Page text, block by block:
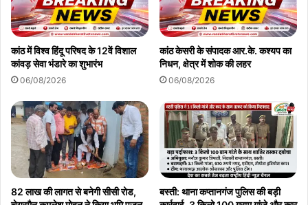
कांठ में विश्व हिंदू परिषद के 12वें विशाल
कांवड़ सेवा भंडारे का शुभारंभ
06/08/2026
कांठ केसरी के संपादक आर.के. कश्यप का
निधन, क्षेत्र में शोक की लहर
06/08/2026
82 लाख की लागत से बनेगी सीसी रोड,
बस्ती: थाना कप्तानगंज पुलिस की बड़ी